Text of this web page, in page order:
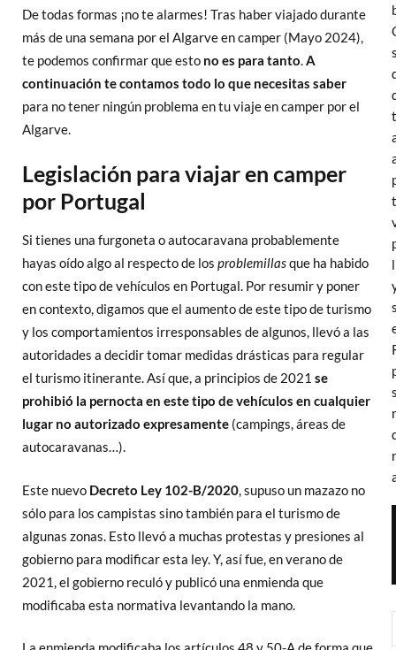
De todas formas ¡no te alarmes! Tras haber viajado durante
más de una semana por el Algarve en camper (Mayo 2024),
te podemos confirmar que esto no es para tanto.A
continuación te contamos todo lo que necesitas saber
para no tener ningún problema en tu viaje en camper por el
Algarve.
Legislación para viajar en camper
por Portugal
Si tienes una furgoneta o autocaravana probablemente
hayas oído algo al respecto de los problemillasque ha habido
con este tipo de vehículos en Portugal. Por resumir y poner
en contexto, digamos que el aumento de este tipo de turismo
y los comportamientos irresponsables de algunos, llevó a las
autoridades a decidir tomar medidas drásticas para regular
el turismo itinerante. Así que, a principios de 2021 se
prohibió la pernocta en este tipo de vehículos en cualquier
lugar no autorizado expresamente (campings, áreas de
autocaravanas…).
Este nuevo Decreto Ley 102-B/2020, supuso un mazazo no
sólo para los campistas sino también para el turismo de
algunas zonas. Esto llevó a muchas protestas y presiones al
gobierno para modificar esta ley. Y, así fue, en verano de
2021, el gobierno reculó y publicó una enmienda que
modificaba esta normativa levantando la mano.